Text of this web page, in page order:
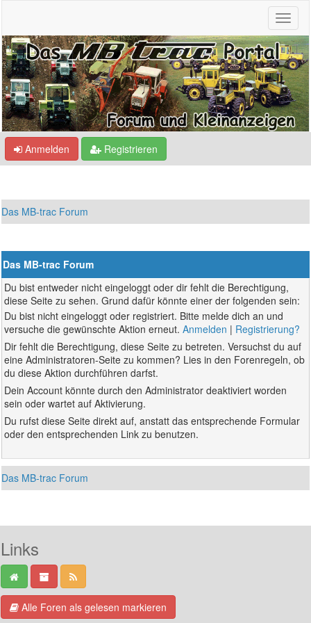
Anmelden Registrieren
Das MB-trac Forum
Das MB-trac Forum
Du bist entweder nicht eingeloggt oder dir fehlt die Berechtigung,
diese Seite zu sehen. Grund dafür könnte einer der folgenden sein:
Du bist nicht eingeloggt oder registriert. Bitte melde dich an und
versuche die gewünschte Aktion erneut.Anmelden | Registrierung?
Dir fehlt die Berechtigung, diese Seite zu betreten. Versuchst du auf
eine Administratoren-Seite zu kommen? Lies in den Forenregeln, ob
du diese Aktion durchführen darfst.
Dein Account könnte durch den Administrator deaktiviert worden
sein oder wartet auf Aktivierung.
Du rufst diese Seite direkt auf, anstatt das entsprechende Formular
oder den entsprechenden Link zu benutzen.
Das MB-trac Forum
Links
Alle Foren als gelesen markieren